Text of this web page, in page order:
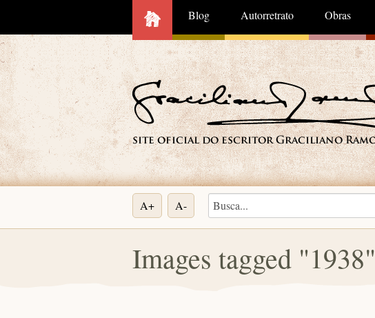
Blog Autorretrato Obras
A+ A-
Images tagged "1938"